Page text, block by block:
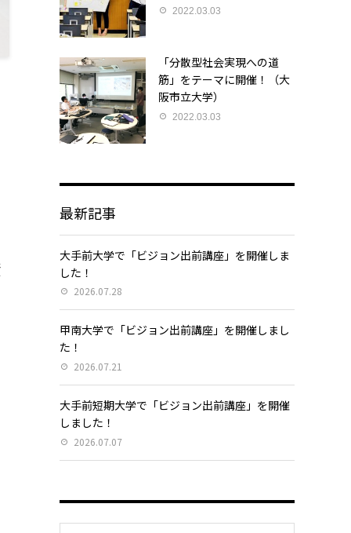
2022.03.03
「分散型社会実現への道
筋」をテーマに開催！（大
阪市立大学）
2022.03.03
最新記事
大手前大学で「ビジョン出前講座」を開催しま
した！
2026.07.28
甲南大学で「ビジョン出前講座」を開催しまし
た！
2026.07.21
大手前短期大学で「ビジョン出前講座」を開催
しました！
2026.07.07